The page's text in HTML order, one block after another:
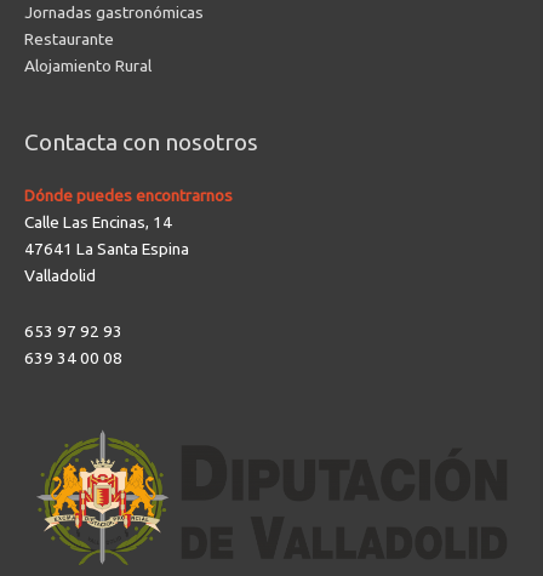
Jornadas gastronómicas
Restaurante
Alojamiento Rural
Contacta con nosotros
Dónde puedes encontrarnos
Calle Las Encinas, 14
47641 La Santa Espina
Valladolid
653 97 92 93
639 34 00 08